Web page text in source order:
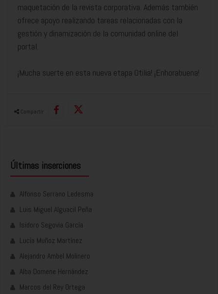
maquetación de la revista corporativa. Además también
ofrece apoyo realizando tareas relacionadas con la
gestión y dinamización de la comunidad online del
portal.
¡Mucha suerte en esta nueva etapa Otilia! ¡Enhorabuena!
Compartir
Últimas inserciones
Alfonso Serrano Ledesma
Luis Miguel Alguacil Peña
Isidoro Segovia García
Lucía Muñoz Martínez
Alejandro Ambel Molinero
Alba Domene Hernández
Marcos del Rey Ortega